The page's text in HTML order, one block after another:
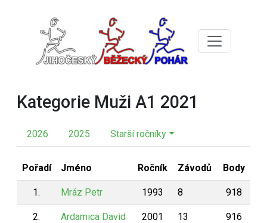
Kategorie Muži A1 2021
2026 2025 Starší ročníky
Pořadí Jméno Ročník Závodů Body
1. Mráz Petr 1993 8 918
2. Ardamica David 2001 13 916